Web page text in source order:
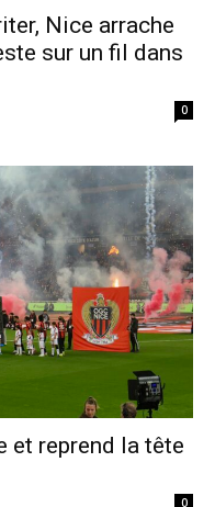
Nice arrache
sur un fil dans
0
et reprend la tête
0